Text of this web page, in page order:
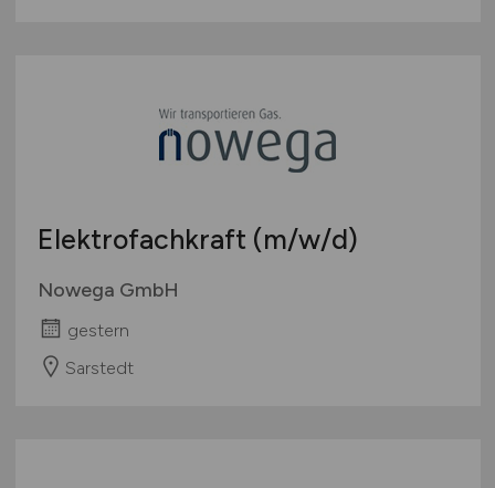
Elektrofachkraft (m/w/d)
Nowega GmbH
gestern
Sarstedt